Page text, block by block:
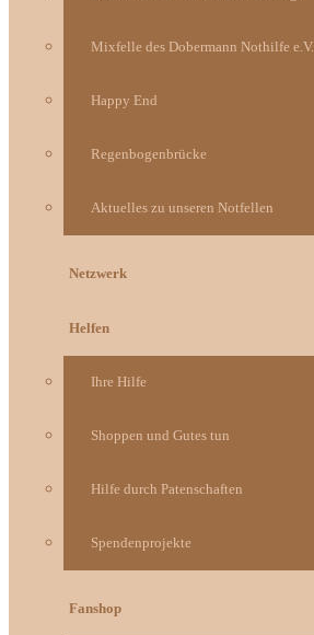
Mixfelle des Dobermann Nothilfe e.V.
Happy End
Regenbogenbrücke
Aktuelles zu unseren Notfellen
Netzwerk
Helfen
Ihre Hilfe
Shoppen und Gutes tun
Hilfe durch Patenschaften
Spendenprojekte
Fanshop